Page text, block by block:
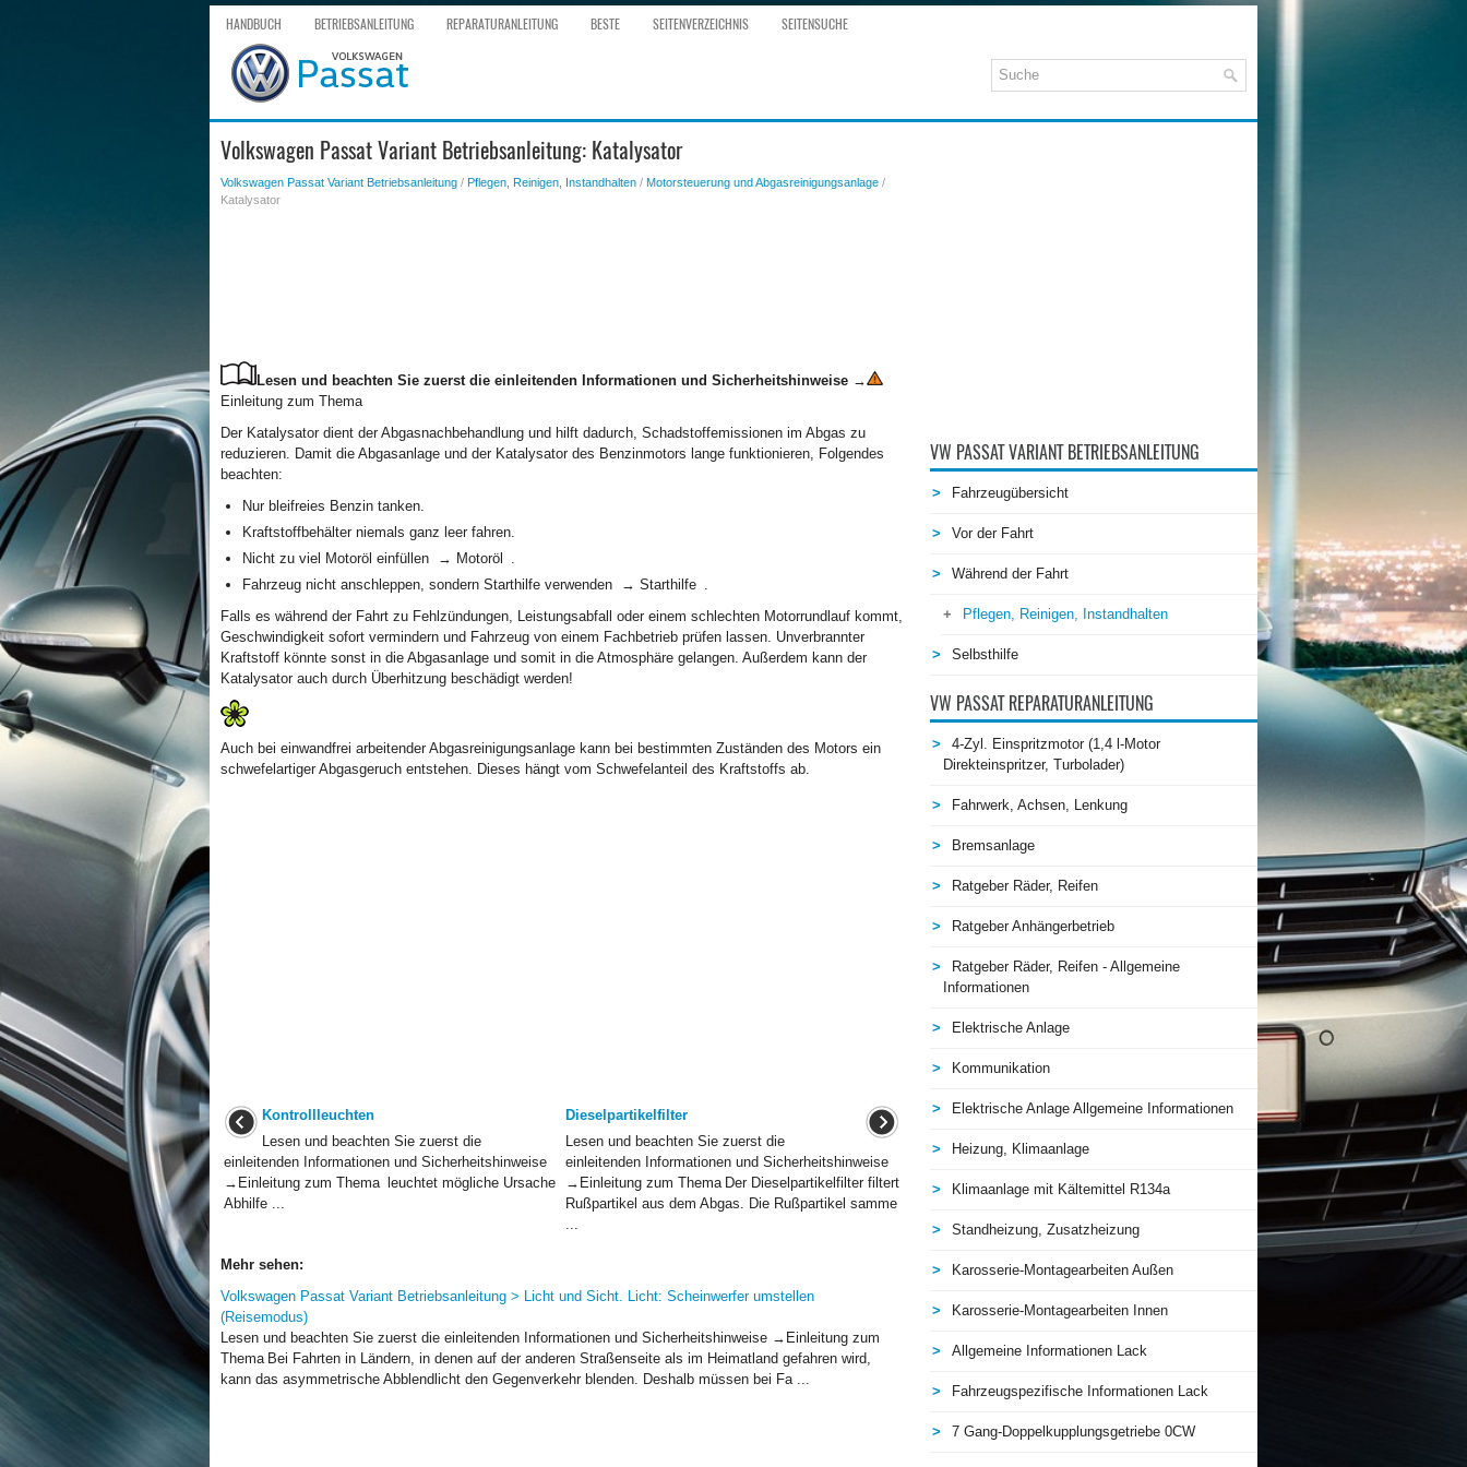
HANDBUCH BETRIEBSANLEITUNG REPARATURANLEITUNG BESTE SEITENVERZEICHNIS SEITENSUCHE
Volkswagen Passat Variant Betriebsanleitung: Katalysator
Volkswagen Passat Variant Betriebsanleitung / Pflegen, Reinigen, Instandhalten / Motorsteuerung und Abgasreinigungsanlage /
Katalysator
Lesen und beachten Sie zuerst die einleitenden Informationen und Sicherheitshinweise →
Einleitung zum Thema
Der Katalysator dient der Abgasnachbehandlung und hilft dadurch, Schadstoffemissionen im Abgas zu
reduzieren. Damit die Abgasanlage und der Katalysator des Benzinmotors lange funktionieren, Folgendes
beachten:
Nur bleifreies Benzin tanken.
Kraftstoffbehälter niemals ganz leer fahren.
Nicht zu viel Motoröl einfüllen → Motoröl .
Fahrzeug nicht anschleppen, sondern Starthilfe verwenden → Starthilfe .
Falls es während der Fahrt zu Fehlzündungen, Leistungsabfall oder einem schlechten Motorrundlauf kommt,
Geschwindigkeit sofort vermindern und Fahrzeug von einem Fachbetrieb prüfen lassen. Unverbrannter
Kraftstoff könnte sonst in die Abgasanlage und somit in die Atmosphäre gelangen. Außerdem kann der
Katalysator auch durch Überhitzung beschädigt werden!
Auch bei einwandfrei arbeitender Abgasreinigungsanlage kann bei bestimmten Zuständen des Motors ein
schwefelartiger Abgasgeruch entstehen. Dieses hängt vom Schwefelanteil des Kraftstoffs ab.
Kontrollleuchten
Lesen und beachten Sie zuerst die
einleitenden Informationen und Sicherheitshinweise
→Einleitung zum Thema leuchtet mögliche Ursache
Abhilfe ...
Dieselpartikelfilter
Lesen und beachten Sie zuerst die
einleitenden Informationen und Sicherheitshinweise
→Einleitung zum Thema Der Dieselpartikelfilter filtert
Rußpartikel aus dem Abgas. Die Rußpartikel samme
...
Mehr sehen:
Volkswagen Passat Variant Betriebsanleitung > Licht und Sicht. Licht: Scheinwerfer umstellen
(Reisemodus)
Lesen und beachten Sie zuerst die einleitenden Informationen und Sicherheitshinweise →Einleitung zum
Thema Bei Fahrten in Ländern, in denen auf der anderen Straßenseite als im Heimatland gefahren wird,
kann das asymmetrische Abblendlicht den Gegenverkehr blenden. Deshalb müssen bei Fa ...
VW PASSAT VARIANT BETRIEBSANLEITUNG
Fahrzeugübersicht
Vor der Fahrt
Während der Fahrt
Pflegen, Reinigen, Instandhalten
Selbsthilfe
VW PASSAT REPARATURANLEITUNG
4-Zyl. Einspritzmotor (1,4 l-Motor
Direkteinspritzer, Turbolader)
Fahrwerk, Achsen, Lenkung
Bremsanlage
Ratgeber Räder, Reifen
Ratgeber Anhängerbetrieb
Ratgeber Räder, Reifen - Allgemeine
Informationen
Elektrische Anlage
Kommunikation
Elektrische Anlage Allgemeine Informationen
Heizung, Klimaanlage
Klimaanlage mit Kältemittel R134a
Standheizung, Zusatzheizung
Karosserie-Montagearbeiten Außen
Karosserie-Montagearbeiten Innen
Allgemeine Informationen Lack
Fahrzeugspezifische Informationen Lack
7 Gang-Doppelkupplungsgetriebe 0CW